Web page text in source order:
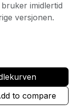
imidlertid
versjonen.
to compare